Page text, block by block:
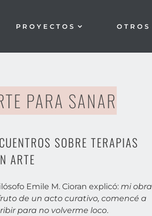
PROYECTOS OTROS
PARA SANAR
SOBRE TERAPIAS
ARTE
Emile M. Cioran explicó:mi obra
de un acto curativo, comencé a
para no volverme loco.